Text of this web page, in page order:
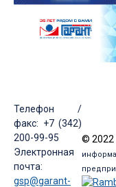
Телефон /
факс: +7 (342)
200-99-95
Электронная
почта:
gsp@garant-
© 2022